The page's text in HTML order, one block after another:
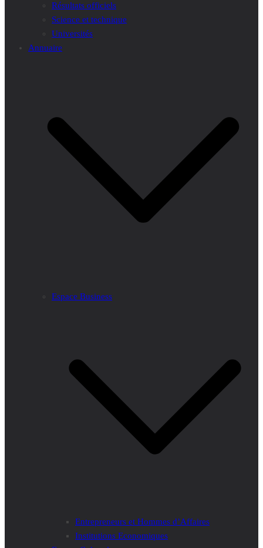
Résultats officiels
Science et technique
Universités
Annuaire
Espace Business
Entrepreneurs et Hommes d’Affaires
Institutions Economiques